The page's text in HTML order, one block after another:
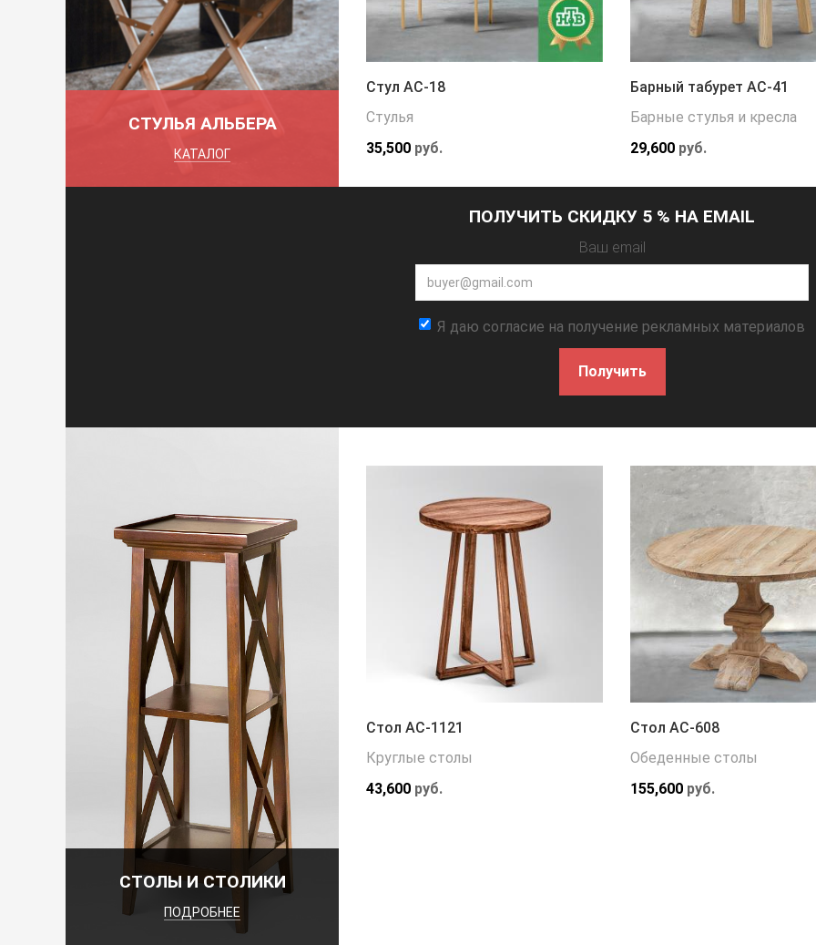
СТУЛЬЯ АЛЬБЕРА
КАТАЛОГ
Стул АС-18
Стулья
35,500 руб.
Барный табурет АС-41
Барные стулья и кресла
29,600 руб.
ПОЛУЧИТЬ СКИДКУ 5 % НА EMAIL
Ваш email
Я даю согласие на получение рекламных материалов
Получить
СТОЛЫ И СТОЛИКИ
ПОДРОБНЕЕ
Стол АС-1121
Круглые столы
43,600 руб.
Стол АС-608
Обеденные столы
155,600 руб.